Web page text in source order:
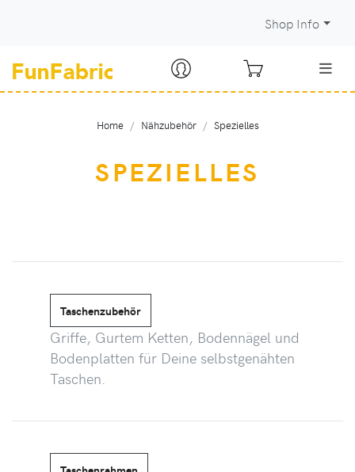
Shop Info
Home Nähzubehör Spezielles
SPEZIELLES
Taschenzubehör
Griffe, Gurtem Ketten, Bodennägel und
Bodenplatten für Deine selbstgenähten
Taschen.